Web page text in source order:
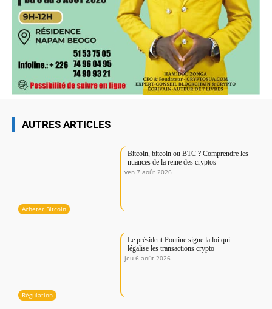
AUTRES ARTICLES
Acheter Bitcoin
Bitcoin, bitcoin ou BTC ? Comprendre les
nuances de la reine des cryptos
ven 7 août 2026
Régulation
Le président Poutine signe la loi qui
légalise les transactions crypto
jeu 6 août 2026